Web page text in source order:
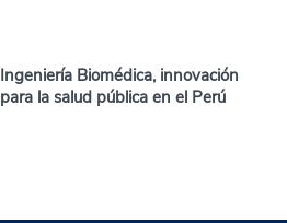
Ingeniería Biomédica, innovación
para la salud pública en el Perú